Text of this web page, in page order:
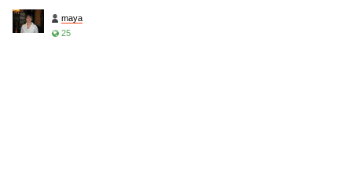
maya
25